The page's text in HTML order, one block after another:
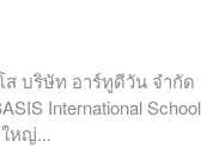
บริษัท อาร์ทูดีวัน จำกัด
International School
หญ่...